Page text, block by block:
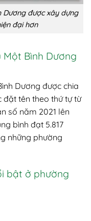
Dương được xây dựng
đại hơn
Một Bình Dương
Dương được chia
đặt tên theo thứ tự từ
số năm 2021 lên
bình đạt 5.817
những phường
bật ở phường